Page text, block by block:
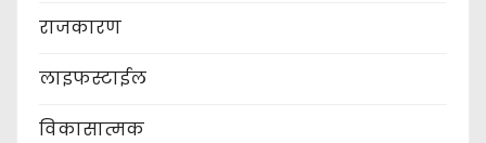
राजकारण
लाइफस्टाईल
विकासात्मक